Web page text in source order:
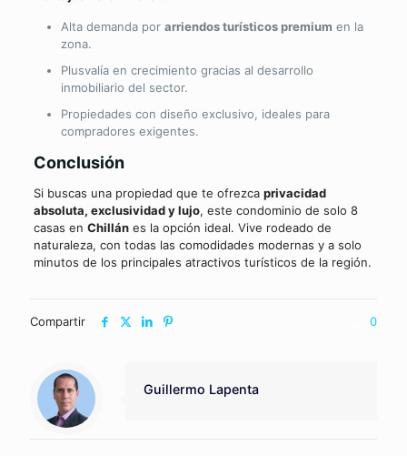
Alta demanda por arriendos turísticos premium en la
zona.
Plusvalía en crecimiento gracias al desarrollo
inmobiliario del sector.
Propiedades con diseño exclusivo, ideales para
compradores exigentes.
Conclusión
Si buscas una propiedad que te ofrezca privacidad
absoluta, exclusividad y lujo, este condominio de solo 8
casas en Chillánes la opción ideal. Vive rodeado de
naturaleza, con todas las comodidades modernas y a solo
minutos de los principales atractivos turísticos de la región.
Compartir 0
Guillermo Lapenta